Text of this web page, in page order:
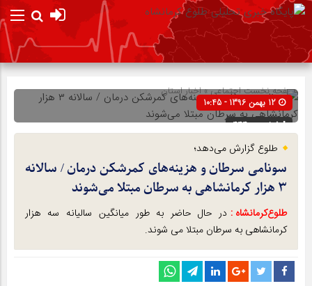
صفحه نخستاجتماعی»اخبار استان
شناسه : 4440
طلوع گزارش می‌دهد؛
سونامی سرطان و هزینه‌های کمرشکن درمان / سالانه
۳ هزار کرمانشاهی به سرطان مبتلا می‌شوند
طلوع‌‌کرمانشاه : در حال حاضر به طور میانگین سالیانه سه هزار
کرمانشاهی به سرطان مبتلا می شوند.